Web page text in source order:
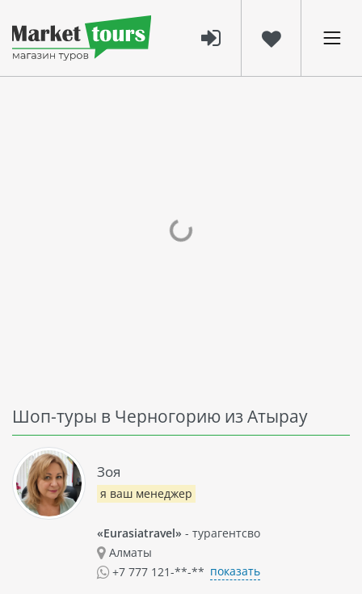
Шоп-туры в Черногорию из Атырау
Зоя
я ваш менеджер
«Eurasiatravel» - турагентсво
Алматы
+7 777 121-**-** показать